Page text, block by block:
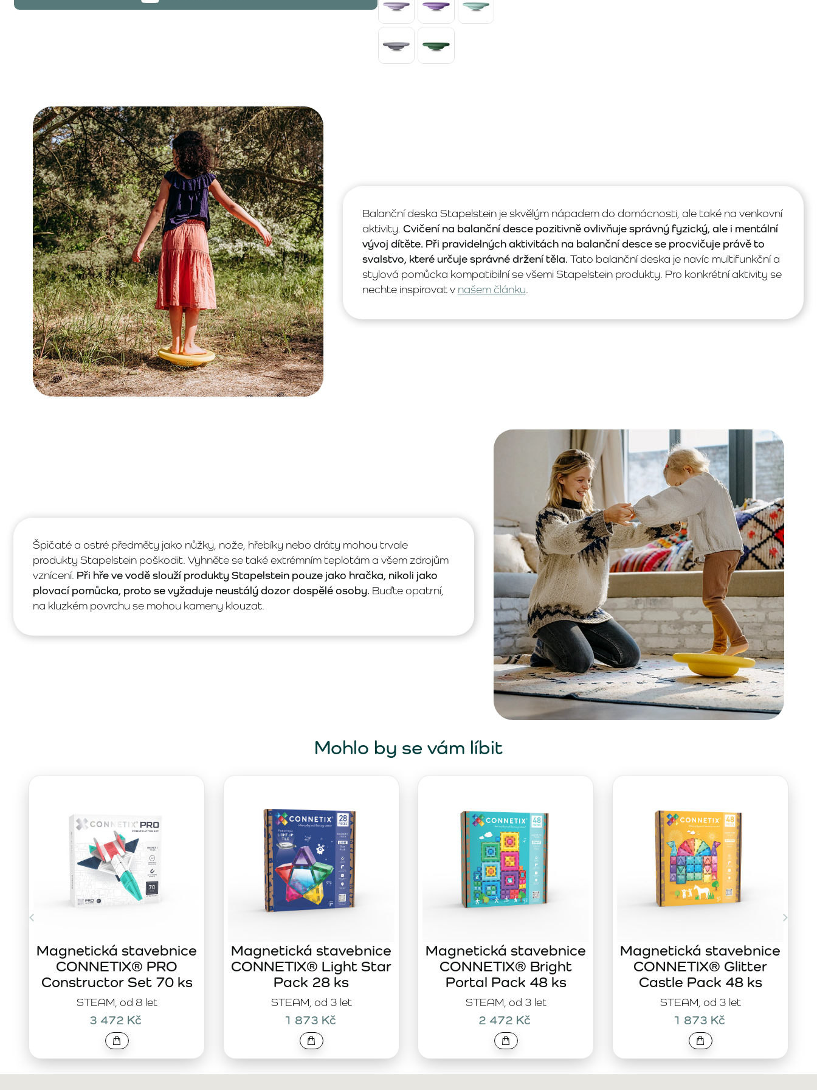
Balanční deska Stapelstein je skvělým nápadem do domácnosti, ale také na venkovní
aktivity. Cvičení na balanční desce pozitivně ovlivňuje správný fyzický, ale i mentální
vývoj dítěte. Při pravidelných aktivitách na balanční desce se procvičuje právě to
svalstvo, které určuje správné držení těla. Tato balanční deska je navíc multifunkční a
stylová pomůcka kompatibilní se všemi Stapelstein produkty. Pro konkrétní aktivity se
nechte inspirovat v našem článku.
Špičaté a ostré předměty jako nůžky, nože, hřebíky nebo dráty mohou trvale
produkty Stapelstein poškodit. Vyhněte se také extrémním teplotám a všem zdrojům
vznícení. Při hře ve vodě slouží produkty Stapelstein pouze jako hračka, nikoli jako
plovací pomůcka, proto se vyžaduje neustálý dozor dospělé osoby. Buďte opatrní,
na kluzkém povrchu se mohou kameny klouzat.
Mohlo by se vám líbit
STEAM, od 8 let
Magnetická stavebnice
CONNETIX® PRO
Constructor Set 70 ks
3 472 Kč
STEAM, od 3 let
Magnetická stavebnice
CONNETIX® Light Star
Pack 28 ks
1 873 Kč
STEAM, od 3 let
Magnetická stavebnice
CONNETIX® Bright
Portal Pack 48 ks
2 472 Kč
STEAM, od 3 let
Magnetická stavebnice
CONNETIX® Glitter
Castle Pack 48 ks
1 873 Kč